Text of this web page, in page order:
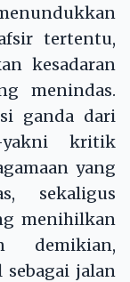
tertentu,
kesadaran
menindas.
ganda dari
kritik
yang
sekaligus
menihilkan
demikian,
jalan